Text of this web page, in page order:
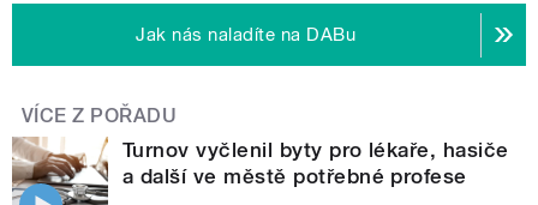
Jak nás naladíte na DABu
VÍCE Z POŘADU
Turnov vyčlenil byty pro lékaře, hasiče
a další ve městě potřebné profese